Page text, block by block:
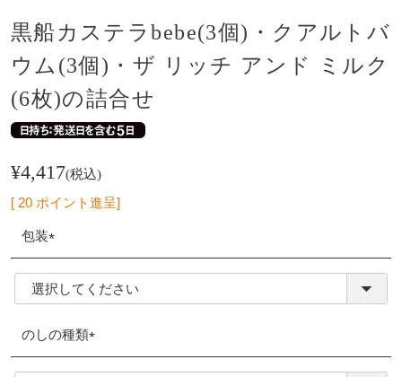
黒船カステラbebe(3個)・クアルトバ
ウム(3個)・ザ リッチ アンド ミルク
(6枚)の詰合せ
¥4,417 税込
[ 20 ポイント進呈]
包装
(必
須)
のしの種類
(必